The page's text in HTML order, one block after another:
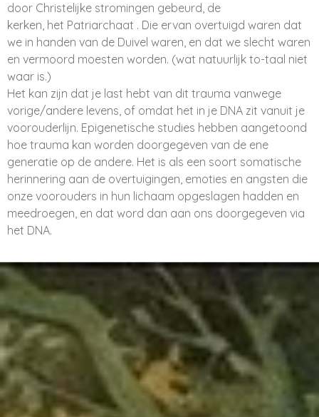
door Christelijke stromingen gebeurd, de
kerken, het Patriarchaat . Die ervan overtuigd waren dat
we in handen van de Duivel waren, en dat we slecht waren
en vermoord moesten worden. (wat natuurlijk to-taal niet
waar is.)
Het kan zijn dat je last hebt van dit trauma vanwege
vorige/andere levens, of omdat het in je DNA zit vanuit je
voorouderlijn. Epigenetische studies hebben aangetoond
hoe trauma kan worden doorgegeven van de ene
generatie op de andere. Het is als een soort somatische
herinnering aan de overtuigingen, emoties en angsten die
onze voorouders in hun lichaam opgeslagen hadden en
meedroegen, en dat word dan aan ons doorgegeven via
het DNA.